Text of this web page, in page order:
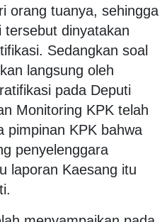
orang tuanya, sehingga
tersebut dinyatakan
Sedangkan soal
langsung oleh
pada Deputi
Monitoring KPK telah
pimpinan KPK bahwa
penyelenggara
laporan Kaesang itu